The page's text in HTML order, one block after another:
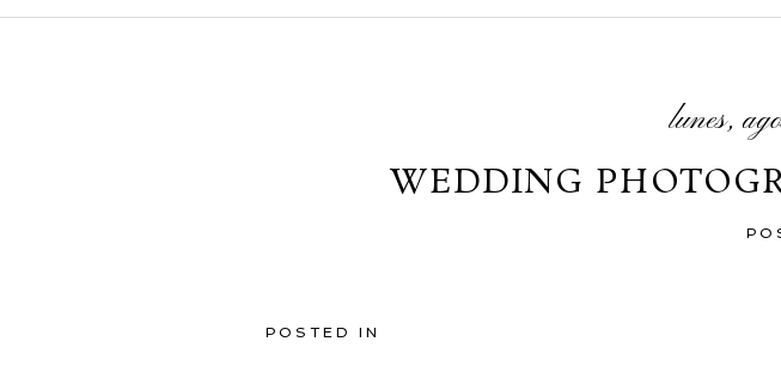
lunes,
WEDDING
POSTED IN